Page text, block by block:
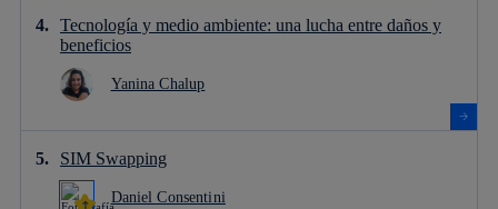
Tecnología y medio ambiente: una lucha entre daños y
beneficios
Yanina Chalup
SIM Swapping
Daniel Consentini